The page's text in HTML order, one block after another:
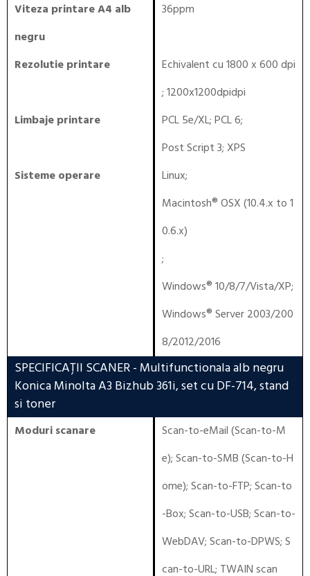
Viteza printare A4 alb
negru
36ppm
Rezolutie printare
Echivalent cu 1800 x 600 dpi
; 1200x1200dpidpi
Limbaje printare
PCL 5e/XL;PCL 6;
Post Script 3; XPS
Sisteme operare
Linux;
Macintosh® OSX (10.4.x to 1
0.6.x)
;
Windows® 10/8/7/Vista/XP;
Windows® Server 2003/200
8/2012/2016
SPECIFICAȚII SCANER- Multifunctionala alb negru
Konica Minolta A3 Bizhub 361i, set cu DF-714, stand
si toner
Moduri scanare
Scan-to-eMail (Scan-to-M
e); Scan-to-SMB (Scan-to-H
ome); Scan-to-FTP; Scan-to
-Box; Scan-to-USB; Scan-to-
WebDAV; Scan-to-DPWS; S
can-to-URL; TWAIN scan